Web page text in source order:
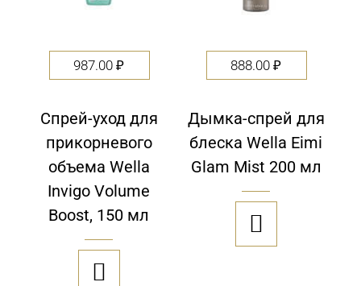
987.00 ₽
Спрей-уход для
прикорневого
объема Wella
Invigo Volume
Boost, 150 мл

888.00 ₽
Дымка-спрей для
блеска Wella Eimi
Glam Mist 200 мл
